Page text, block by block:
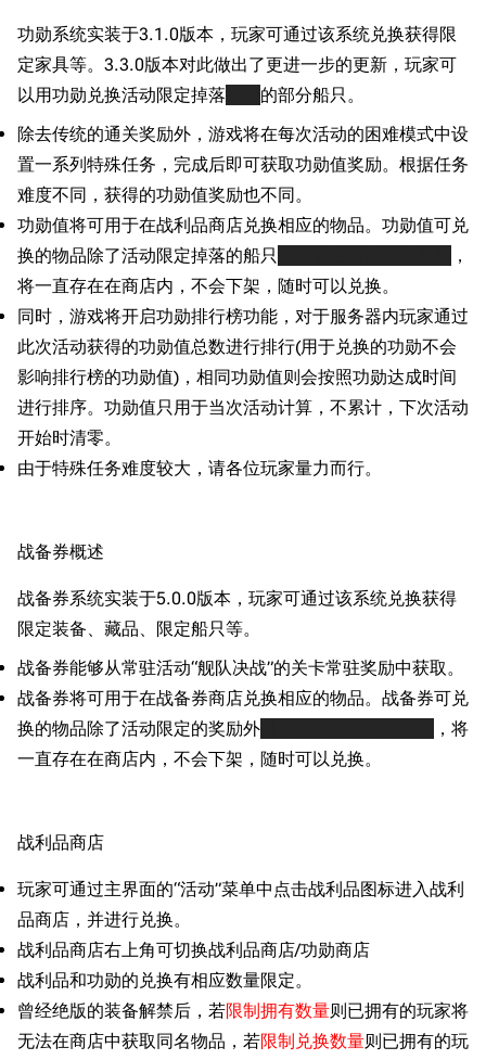
功勋系统实装于3.1.0版本，玩家可通过该系统兑换获得限
定家具等。3.3.0版本对此做出了更进一步的更新，玩家可
以用功勋兑换活动限定掉落
的部分船只。
除去传统的通关奖励外，游戏将在每次活动的困难模式中设
置一系列特殊任务，完成后即可获取功勋值奖励。根据任务
难度不同，获得的功勋值奖励也不同。
功勋值将可用于在战利品商店兑换相应的物品。功勋值可兑
换的物品除了活动限定掉落的船只
，
将一直存在在商店内，不会下架，随时可以兑换。
同时，游戏将开启功勋排行榜功能，对于服务器内玩家通过
此次活动获得的功勋值总数进行排行(用于兑换的功勋不会
影响排行榜的功勋值)，相同功勋值则会按照功勋达成时间
进行排序。功勋值只用于当次活动计算，不累计，下次活动
开始时清零。
由于特殊任务难度较大，请各位玩家量力而行。
战备券概述
战备券系统实装于5.0.0版本，玩家可通过该系统兑换获得
限定装备、藏品、限定船只等。
战备券能够从常驻活动“舰队决战”的关卡常驻奖励中获取。
战备券将可用于在战备券商店兑换相应的物品。战备券可兑
换的物品除了活动限定的奖励外
，将
一直存在在商店内，不会下架，随时可以兑换。
战利品商店
玩家可通过主界面的“活动”菜单中点击战利品图标进入战利
品商店，并进行兑换。
战利品商店右上角可切换战利品商店/功勋商店
战利品和功勋的兑换有相应数量限定。
曾经绝版的装备解禁后，若限制拥有数量则已拥有的玩家将
无法在商店中获取同名物品，若限制兑换数量则已拥有的玩